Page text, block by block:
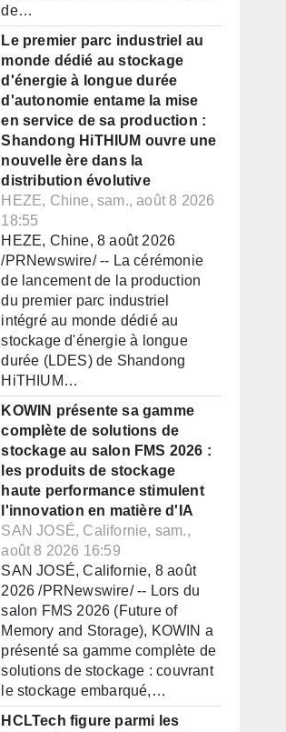
de…
Le premier parc industriel au
monde dédié au stockage
d'énergie à longue durée
d'autonomie entame la mise
en service de sa production :
Shandong HiTHIUM ouvre une
nouvelle ère dans la
distribution évolutive
HEZE, Chine, sam., août 8 2026
18:55
HEZE, Chine, 8 août 2026
/PRNewswire/ -- La cérémonie
de lancement de la production
du premier parc industriel
intégré au monde dédié au
stockage d'énergie à longue
durée (LDES) de Shandong
HiTHIUM…
KOWIN présente sa gamme
complète de solutions de
stockage au salon FMS 2026 :
les produits de stockage
haute performance stimulent
l'innovation en matière d'IA
SAN JOSÉ, Californie, sam.,
août 8 2026 16:59
SAN JOSÉ, Californie, 8 août
2026 /PRNewswire/ -- Lors du
salon FMS 2026 (Future of
Memory and Storage), KOWIN a
présenté sa gamme complète de
solutions de stockage : couvrant
le stockage embarqué,…
HCLTech figure parmi les